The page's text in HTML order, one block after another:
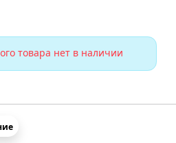
товара нет в наличии